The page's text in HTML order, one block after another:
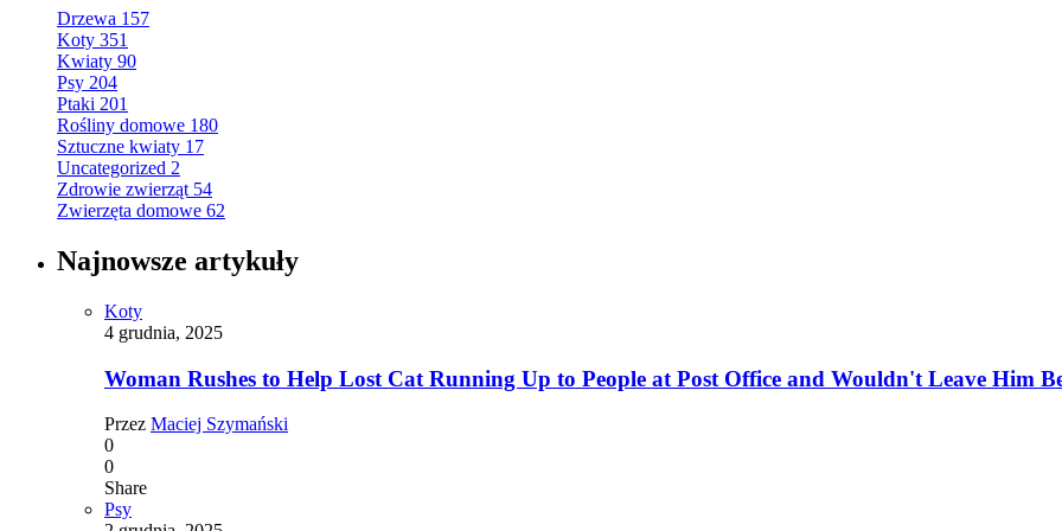
Drzewa 157
Koty 351
Kwiaty 90
Psy 204
Ptaki 201
Rośliny domowe 180
Sztuczne kwiaty 17
Uncategorized 2
Zdrowie zwierząt 54
Zwierzęta domowe 62
Najnowsze artykuły
Koty
4 grudnia, 2025
Woman Rushes to Help Lost Cat Running Up to People at Post Office and Wouldn't Leave Him
Przez Maciej Szymański
0
0
Share
Psy